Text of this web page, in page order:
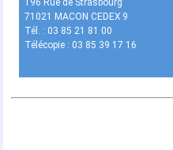
196 Rue de Strasbourg
71021 MACON CEDEX 9
Tél. : 03 85 21 81 00
Télécopie : 03 85 39 17 16